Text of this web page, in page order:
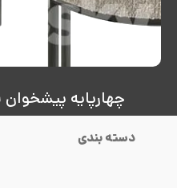
چهارپایه پیشخوان
دسته بندی